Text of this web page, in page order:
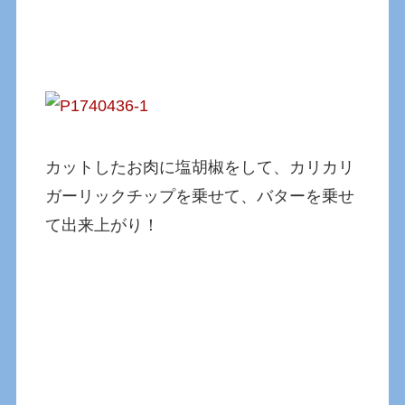
カットしたお肉に塩胡椒をして、カリカリ
ガーリックチップを乗せて、バターを乗せ
て出来上がり！